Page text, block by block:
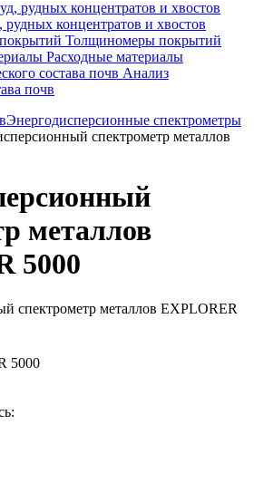
концентратов и хвостов
Толщиномеры покрытий
Расходные материалы
Анализ
почв
Энергодисперсионные спектрометры
спектрометр металлов
металлов
5000
5000